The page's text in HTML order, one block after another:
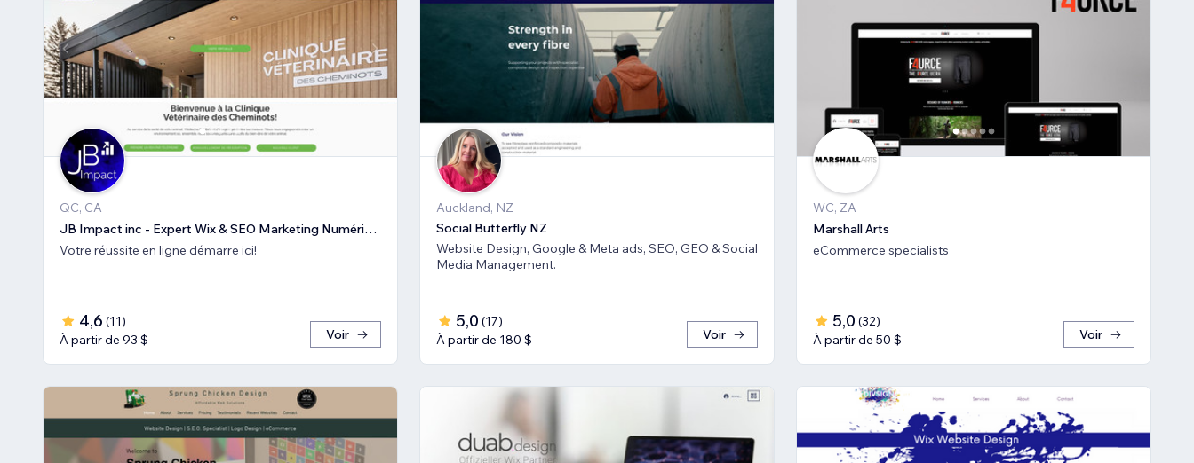
QC, CA
JB Impact inc - Expert Wix & SEO Marketing Numérique
Votre réussite en ligne démarre ici!
4,6 (11)
À partir de 93 $
Voir
Auckland, NZ
Social Butterfly NZ
Website Design, Google & Meta ads, SEO, GEO & Social
Media Management.
5,0 (17)
À partir de 180 $
Voir
WC, ZA
Marshall Arts
eCommerce specialists
5,0 (32)
À partir de 50 $
Voir